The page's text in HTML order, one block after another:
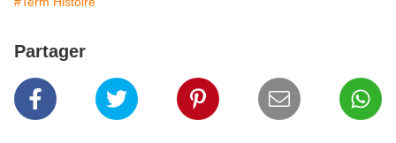
Partager